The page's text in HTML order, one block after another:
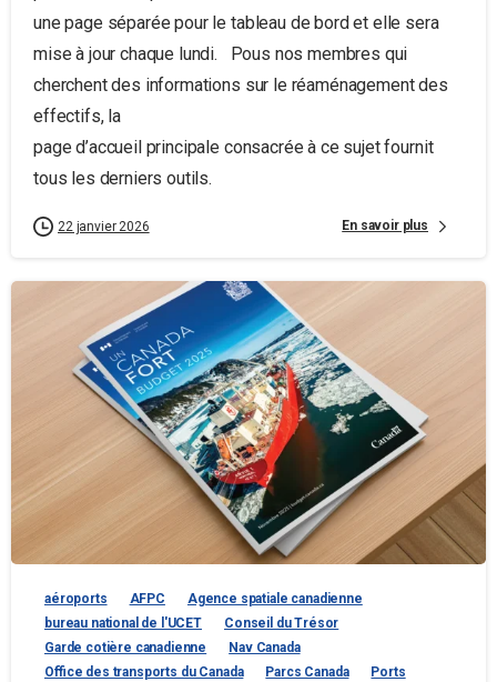
une page séparée pour le tableau de bord et elle sera
mise à jour chaque lundi. Pous nos membres qui
cherchent des informations sur le réaménagement des
effectifs, la
page d’accueil principale consacrée à ce sujet fournit
tous les derniers outils.
22 janvier 2026 En savoir plus
aéroports AFPC
Agence spatiale canadienne
bureau national de l'UCET
Conseil du Trésor
Garde cotière canadienne
Nav Canada
Office des transports du Canada
Parcs Canada
Ports